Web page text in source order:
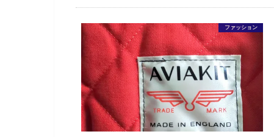
ファッション